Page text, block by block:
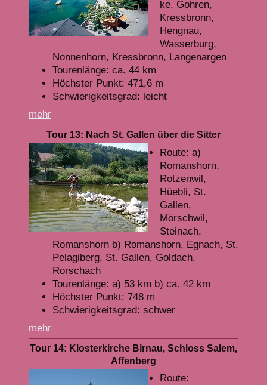
ke, Gohren,
Kressbronn,
Hengnau,
Wasserburg,
Nonnenhorn, Kressbronn, Langenargen
Tourenlänge: ca. 44 km
Höchster Punkt: 471,6 m
Schwierigkeitsgrad: leicht
mehr
Tour 13: Nach St. Gallen über die Sitter
Route: a)
Romanshorn,
Rotzenwil,
Hüebli, St.
Gallen,
Mörschwil,
Steinach,
Romanshorn b) Romanshorn, Egnach, St.
Pelagiberg, St. Gallen, Goldach,
Rorschach
Tourenlänge: a) 53 km b) ca. 42 km
Höchster Punkt: 748 m
Schwierigkeitsgrad: schwer
mehr
Tour 14: Klosterkirche Birnau, Schloss Salem,
Affenberg
Route: